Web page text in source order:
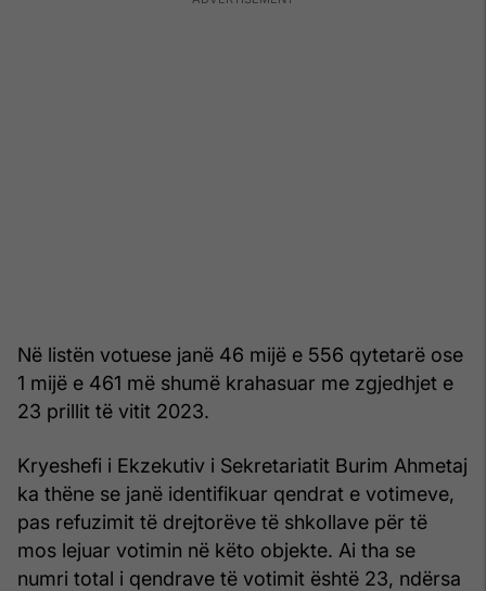
Në listën votuese janë 46 mijë e 556 qytetarë ose
1 mijë e 461 më shumë krahasuar me zgjedhjet e
23 prillit të vitit 2023.
Kryeshefi i Ekzekutiv i Sekretariatit Burim Ahmetaj
ka thëne se janë identifikuar qendrat e votimeve,
pas refuzimit të drejtorëve të shkollave për të
mos lejuar votimin në këto objekte. Ai tha se
numri total i qendrave të votimit është 23, ndërsa